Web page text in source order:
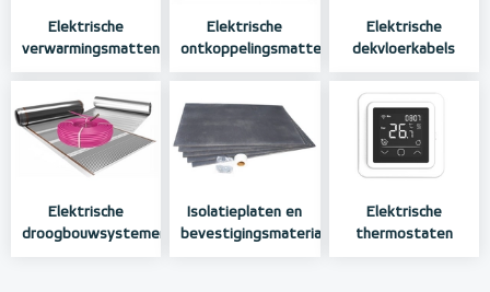
Elektrische
verwarmingsmatten
Elektrische
ontkoppelingsmatten
Elektrische
dekvloerkabels
Elektrische
droogbouwsystemen
Isolatieplaten en
bevestigingsmateriaal
Elektrische
thermostaten